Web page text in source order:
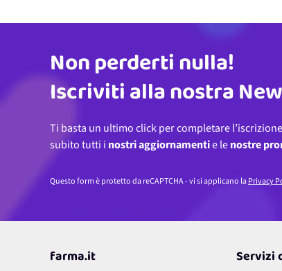
Indirizzo email
Non perderti nulla!
Iscriviti alla nostra
Ti basta un ultimo click per completare
subito tutti i nostri aggiornamentie lenostre
Questo form è protetto da reCAPTCHA - vi si applicano laPrivacy
farma.it Servizi